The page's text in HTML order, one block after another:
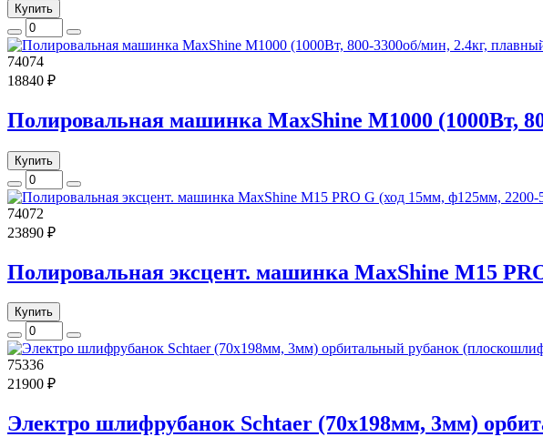
Купить
74074
18840 ₽
Полировальная машинка MaxShine M1000 (1000Вт,
Купить
74072
23890 ₽
Полировальная эксцент. машинка MaxShine M15
Купить
75336
21900 ₽
Электро шлифрубанок Schtaer (70х198мм, 3мм)